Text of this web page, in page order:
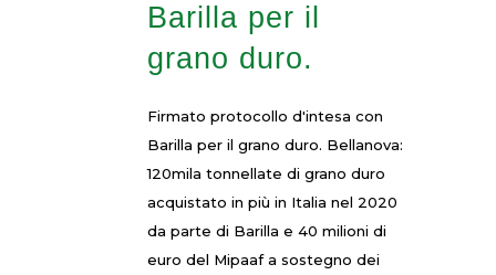
Barilla per il
grano duro.
Firmato protocollo d'intesa con
Barilla per il grano duro. Bellanova:
120mila tonnellate di grano duro
acquistato in più in Italia nel 2020
da parte di Barilla e 40 milioni di
euro del Mipaaf a sostegno dei